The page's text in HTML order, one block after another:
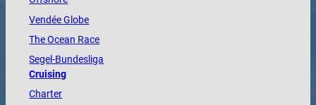
VendéeGlobe
TheOcean Race
Segel-Bundesliga
Cruising
Charter